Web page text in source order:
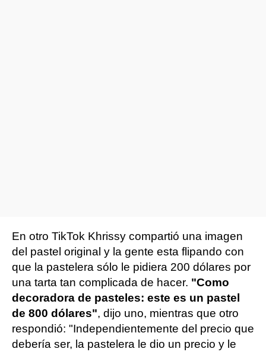
En otro TikTok Khrissy compartió una imagen
del pastel original y la gente esta flipando con
que la pastelera sólo le pidiera 200 dólares por
una tarta tan complicada de hacer. "Como
decoradora de pasteles: este es un pastel
de 800 dólares", dijo uno, mientras que otro
respondió: "Independientemente del precio que
debería ser, la pastelera le dio un precio y le